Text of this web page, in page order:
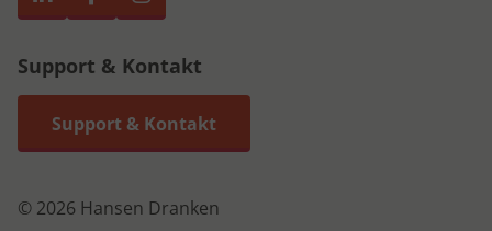
Support & Kontakt
Support & Kontakt
© 2026 Hansen Dranken